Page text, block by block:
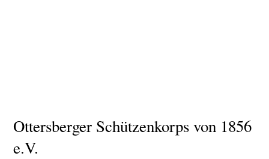
Ottersberger Schützenkorps von 1856
e.V.